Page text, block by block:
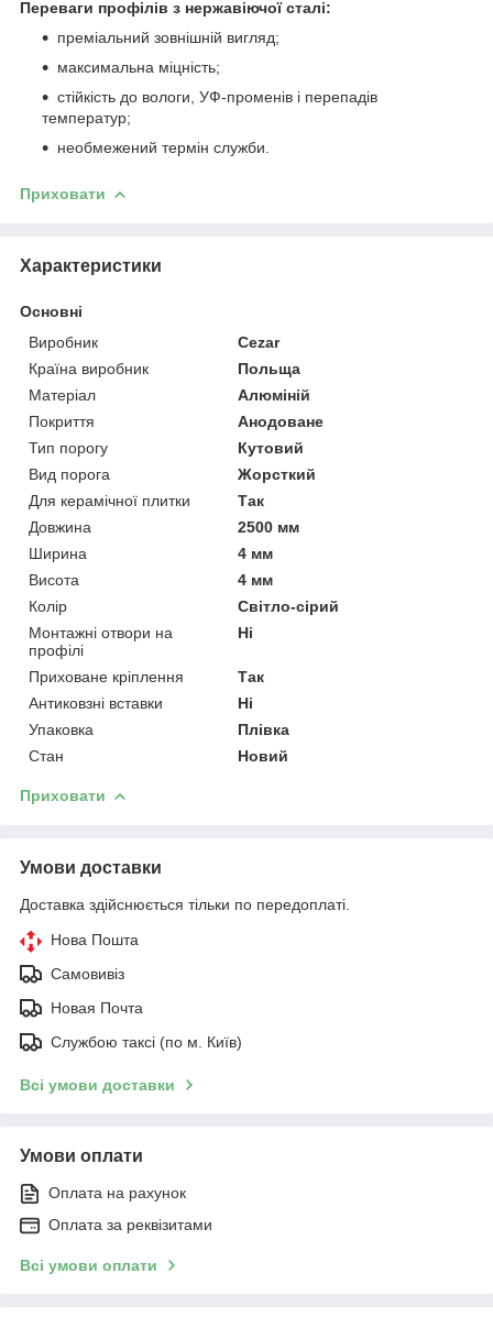
Переваги профілів з нержавіючої сталі:
преміальний зовнішній вигляд;
максимальна міцність;
стійкість до вологи, УФ-променів і перепадів
температур;
необмежений термін служби.
Приховати
Характеристики
Основні
Виробник
Cezar
Країна виробник
Польща
Матеріал
Алюміній
Покриття
Анодоване
Тип порогу
Кутовий
Вид порога
Жорсткий
Для керамічної плитки
Так
Довжина
2500 мм
Ширина
4 мм
Висота
4 мм
Колір
Світло-сірий
Монтажні отвори на
профілі
Ні
Приховане кріплення
Так
Антиковзні вставки
Ні
Упаковка
Плівка
Стан
Новий
Приховати
Умови доставки
Доставка здійснюється тільки по передоплаті.
Нова Пошта
Самовивіз
Новая Почта
Службою таксі (по м. Київ)
Всі умови доставки
Умови оплати
Оплата на рахунок
Оплата за реквізитами
Всі умови оплати